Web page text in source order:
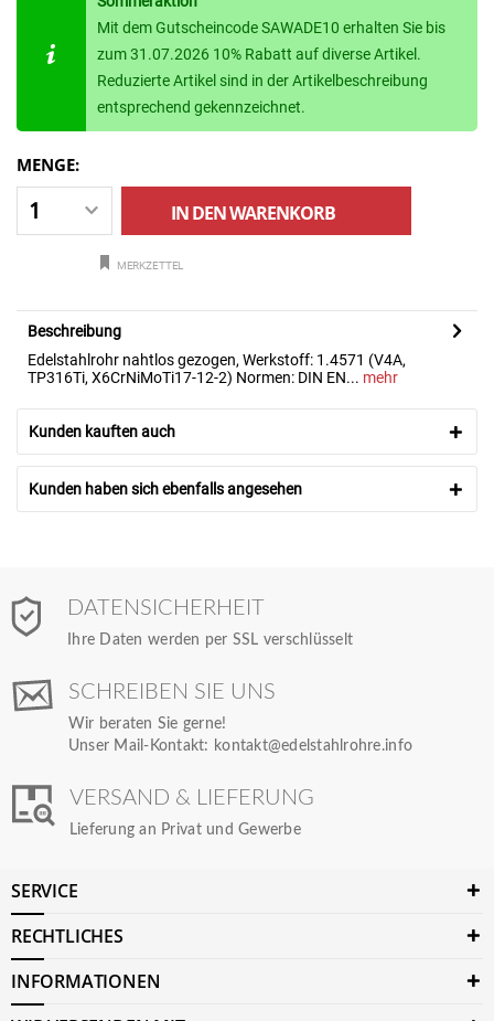
Mit dem Gutscheincode SAWADE10 erhalten Sie bis
zum 31.07.2026 10% Rabatt auf diverse Artikel.
Reduzierte Artikel sind in der Artikelbeschreibung
entsprechend gekennzeichnet.
MENGE:
IN DENWARENKORB
MERKZETTEL
Beschreibung
Edelstahlrohr nahtlos gezogen, Werkstoff: 1.4571 (V4A,
TP316Ti, X6CrNiMoTi17-12-2) Normen: DIN EN... mehr
Kunden kauften auch
Kunden haben sich ebenfalls angesehen
DATENSICHERHEIT
Ihre Daten werden per SSL verschlüsselt
SCHREIBEN SIE UNS
Wir beraten Sie gerne!
Unser Mail-Kontakt: kontakt@edelstahlrohre.info
VERSAND & LIEFERUNG
Lieferung an Privat und Gewerbe
SERVICE
RECHTLICHES
INFORMATIONEN